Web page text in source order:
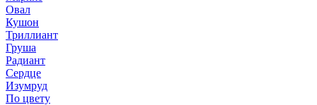
Овал
Кушон
Триллиант
Груша
Радиант
Сердце
Изумруд
По цвету